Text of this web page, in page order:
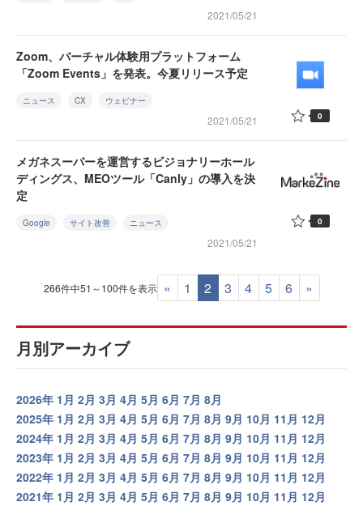
2021/05/21
Zoom、バーチャル体験用プラットフォーム
「Zoom Events」を発表。今夏リリース予定
ニュース CX ウェビナー
2021/05/21 0
メガネスーパーを運営するビジョナリーホール
ディングス、MEOツール「Canly」の導入を決
定
Google サイト改善 ニュース
2021/05/21
0
266件中51～100件を表示 « 1 2 3 4 5 6 »
月別アーカイブ
2026年 1月 2月 3月 4月 5月 6月 7月 8月
2025年 1月 2月 3月 4月 5月 6月 7月 8月 9月 10月 11月 12月
2024年 1月 2月 3月 4月 5月 6月 7月 8月 9月 10月 11月 12月
2023年 1月 2月 3月 4月 5月 6月 7月 8月 9月 10月 11月 12月
2022年 1月 2月 3月 4月 5月 6月 7月 8月 9月 10月 11月 12月
2021年 1月 2月 3月 4月 5月 6月 7月 8月 9月 10月 11月 12月